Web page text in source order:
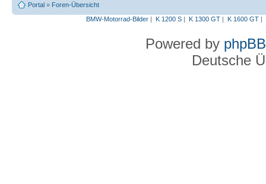
Portal » Foren-Übersicht
BMW-Motorrad-Bilder| K 1200 S| K 1300 GT| K 1600 GT|
Powered by phpBB
Deutsche